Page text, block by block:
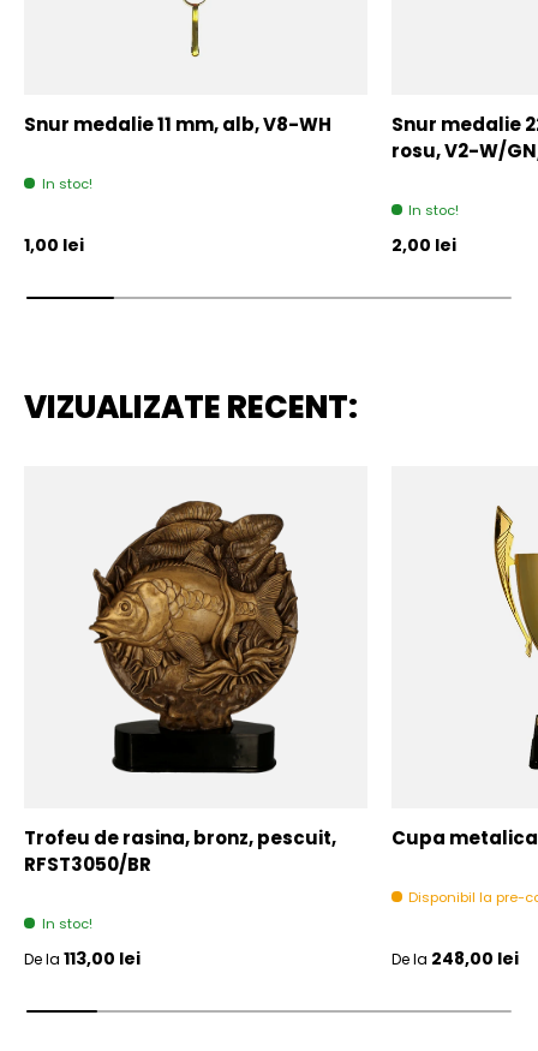
Snur medalie 11 mm, alb, V8-WH
In stoc!
Pret initial
1,00 lei
Snur medalie
rosu, V2-W/
In stoc!
Pret initial
2,00 lei
VIZUALIZATE RECENT:
Trofeu de rasina, bronz, pescuit,
RFST3050/BR
In stoc!
Pret initial
De la 113,00 lei
Cupa
Disponibil la pre-
Pret initial
De la 248,00 lei